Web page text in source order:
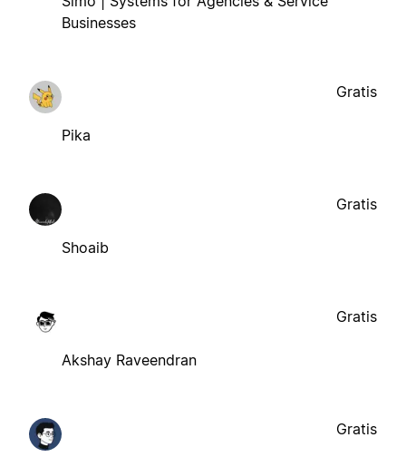
Businesses
Pika
Gratis
Shoaib
Gratis
Akshay Raveendran
Gratis
Gratis